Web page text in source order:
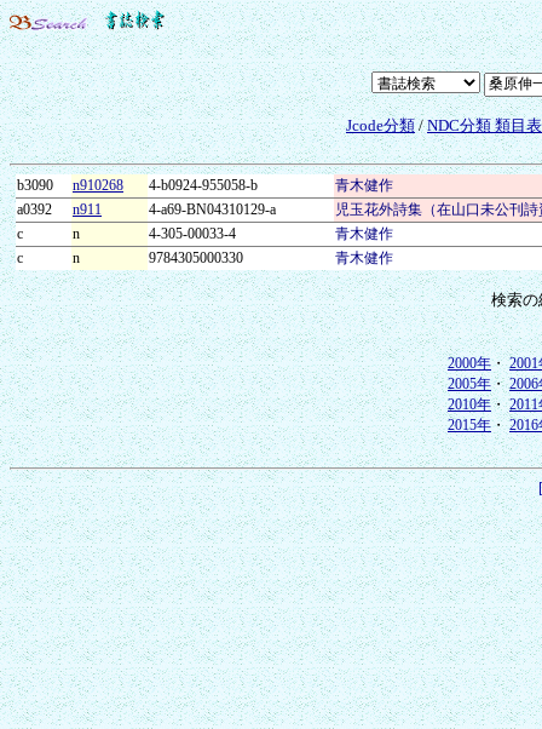
Jcode分類/NDC分類 類目
b3090 n910268 4-b0924-955058-b
青木健作
a0392
n911 4-a69-BN04310129-a
児玉花外詩集（在山口未公刊
c
n 4-305-00033-4
青木健作
c
n 9784305000330 青木健作
検索
2000年・2001
2005年・2006
2010年・2011
2015年・2016